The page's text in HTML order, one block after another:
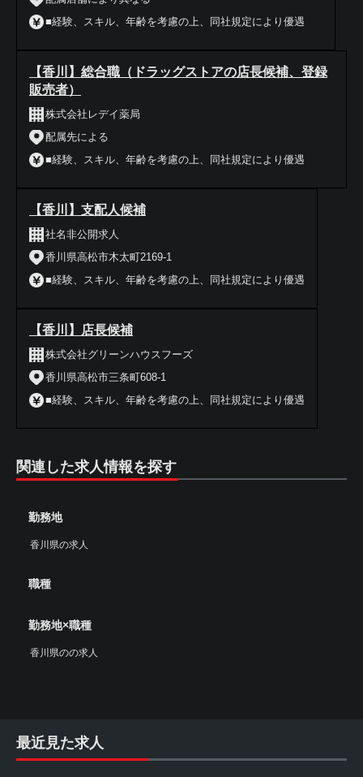
■経験、スキル、年齢を考慮の上、同社規定により優遇
【香川】総合職（ドラッグストアの店長候補、登録
販売者）
株式会社レデイ薬局
配属先による
■経験、スキル、年齢を考慮の上、同社規定により優遇
【香川】支配人候補
社名非公開求人
香川県高松市木太町2169-1
■経験、スキル、年齢を考慮の上、同社規定により優遇
【香川】店長候補
株式会社グリーンハウスフーズ
香川県高松市三条町608-1
■経験、スキル、年齢を考慮の上、同社規定により優遇
関連した求人情報を探す
勤務地
香川県の求人
職種
勤務地×職種
香川県のの求人
最近見た求人